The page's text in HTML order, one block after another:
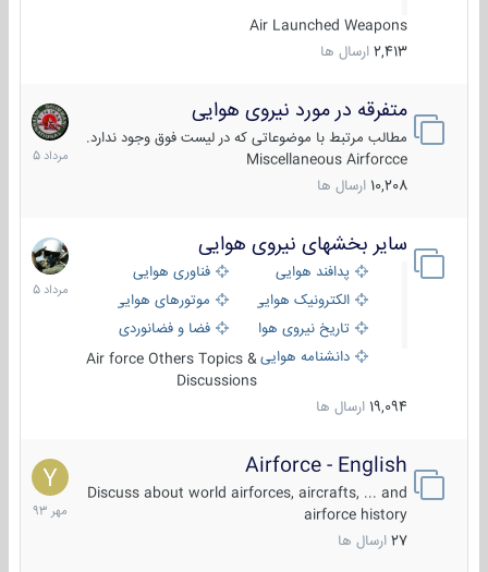
Air Launched Weapons
2,413 ارسال ها
متفرقه در مورد نیروی هوایی
مطالب مرتبط با موضوعاتی که در لیست فوق وجود ندارد.
Miscellaneous Airforcce
10,208 ارسال ها
7
مرداد
1405
سایر بخشهای نیروی هوایی
پدافند هوایی
فناوری هوایی
الکترونیک هوایی
موتورهای هوایی
تاریخ نیروی هوایی
فضا و فضانوردی
دانشنامه هواییAir force Others Topics &
Discussions
19,094 ارسال ها
2
مرداد
1405
Airforce - English
Discuss about world airforces, aircrafts, ... and
airforce history
27 ارسال ها
15
مهر
1393